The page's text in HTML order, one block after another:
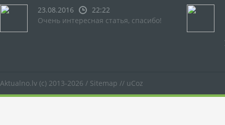
23.08.2016
22:22
Очень интересная статья, спасибо!
Aktualno.lv (c) 2013-2026 / Sitemap // uCoz